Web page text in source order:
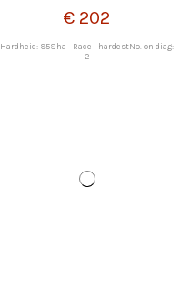
€ 202
Hardheid: 95Sha - Race - hardestNo. on diag:
2